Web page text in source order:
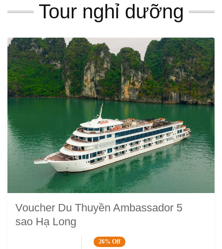
Tour nghỉ dưỡng
Voucher Du Thuyền Ambassador 5
sao Hạ Long
26% Off